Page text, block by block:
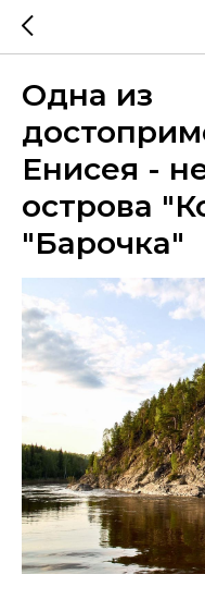
Одна из
Енисея -
острова
"Барочка"